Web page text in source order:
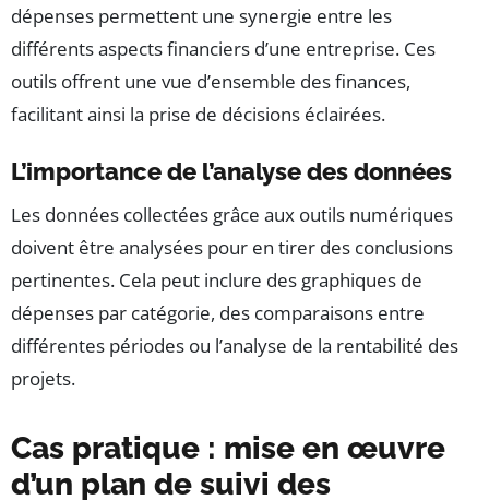
dépenses permettent une synergie entre les
différents aspects financiers d’une entreprise. Ces
outils offrent une vue d’ensemble des finances,
facilitant ainsi la prise de décisions éclairées.
L’importance de l’analyse des données
Les données collectées grâce aux outils numériques
doivent être analysées pour en tirer des conclusions
pertinentes. Cela peut inclure des graphiques de
dépenses par catégorie, des comparaisons entre
différentes périodes ou l’analyse de la rentabilité des
projets.
Cas pratique : mise en œuvre
d’un plan de suivi des